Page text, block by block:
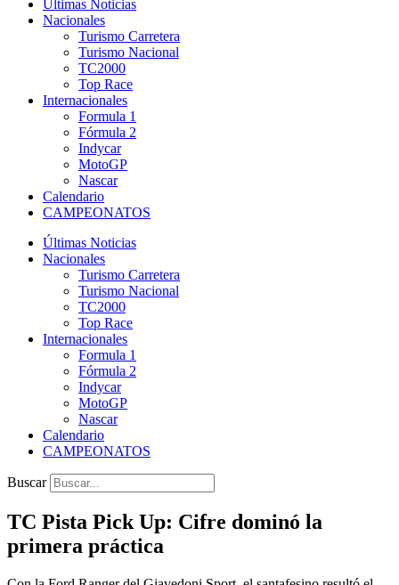
Últimas Noticias
Nacionales
Turismo Carretera
Turismo Nacional
TC2000
Top Race
Internacionales
Formula 1
Fórmula 2
Indycar
MotoGP
Nascar
Calendario
CAMPEONATOS
Últimas Noticias
Nacionales
Turismo Carretera
Turismo Nacional
TC2000
Top Race
Internacionales
Formula 1
Fórmula 2
Indycar
MotoGP
Nascar
Calendario
CAMPEONATOS
Buscar
TC Pista Pick Up: Cifre dominó la
primera práctica